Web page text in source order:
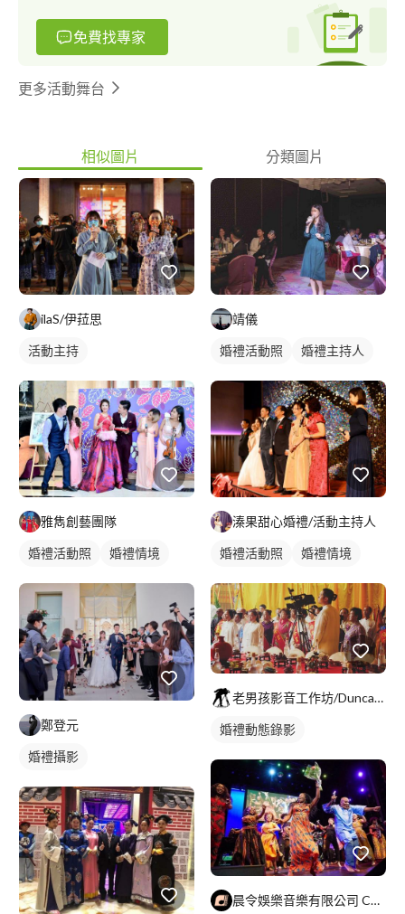
免費找專家
更多活動舞台
相似圖片 分類圖片
ilaS/伊菈思
活動主持
雅雋創藝團隊
婚禮活動照 婚禮情境
鄭登元
婚禮攝影
靖儀
婚禮活動照 婚禮主持人
溱果甜心婚禮/活動主持人
婚禮活動照 婚禮情境
老男孩影音工作坊/Duncan Shen - Photography Studio
婚禮動態錄影
晨令娛樂音樂有限公司 Chantèr Entertainme